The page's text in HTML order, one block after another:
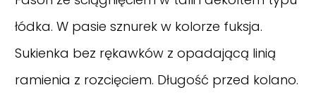
łódka. W pasie sznurek w kolorze fuksja.
Sukienka bez rękawków z opadającą linią
ramienia z rozcięciem. Długość przed kolano.